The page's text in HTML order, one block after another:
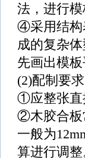
法，进行模
④采用结构
成的复杂
先画出模
(2)配制要求
①应整张直
②木胶合板
一般为
算进行调整